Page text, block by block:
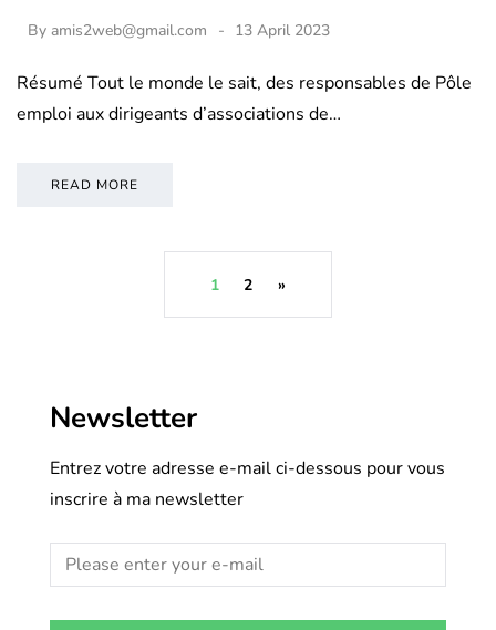
By amis2web@gmail.com 13 April 2023
Résumé Tout le monde le sait, des responsables de Pôle
emploi aux dirigeants d’associations de…
READ MORE
1 2 »
Newsletter
Entrez votre adresse e-mail ci-dessous pour vous
inscrire à ma newsletter